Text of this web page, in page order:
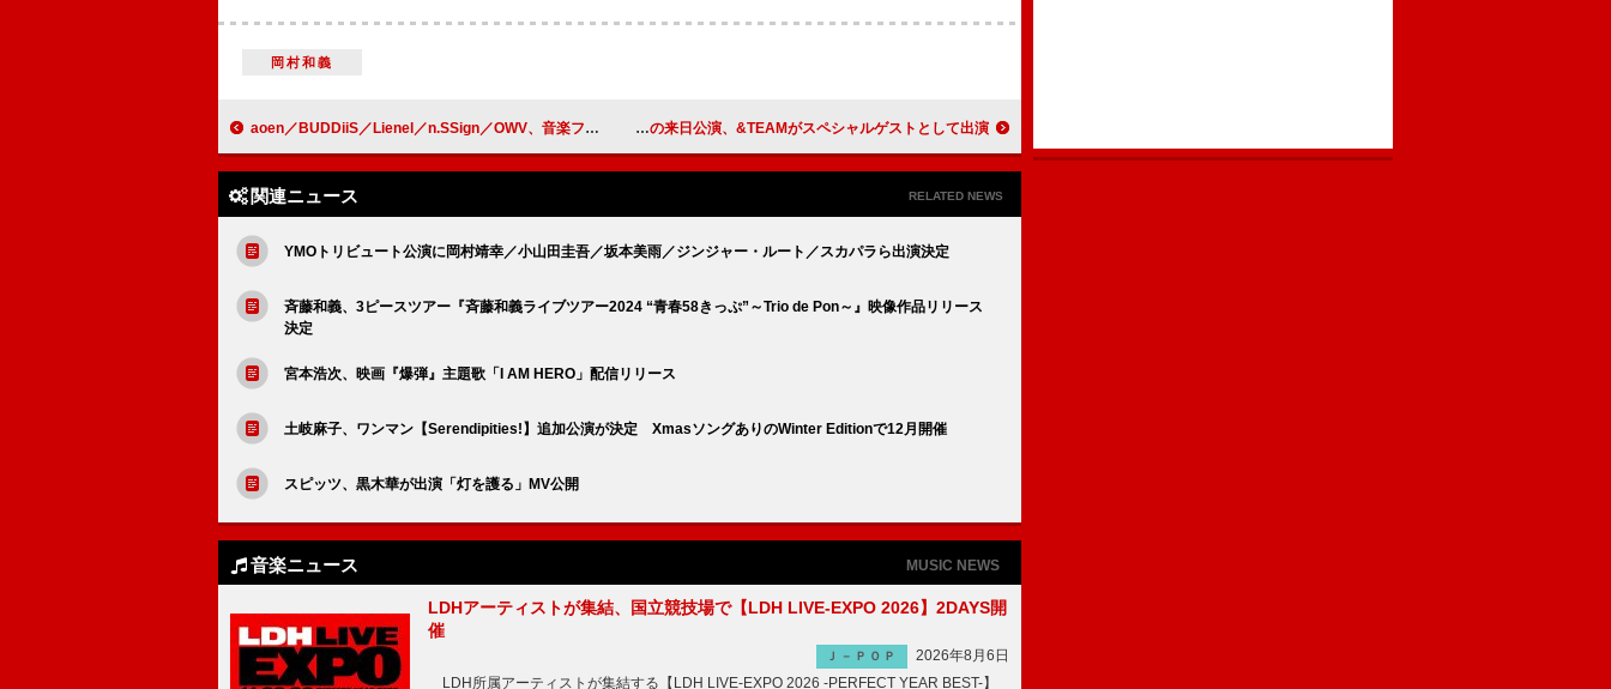
岡村和義
aoen／BUDDiiS／Lienel／n.SSign／OWV、音楽フェス【New Beginning Fes 2026】に出演 ワンリパブリックの来日公演、&TEAMがスペシャルゲストとして出演
関連ニュース RELATED NEWS
YMOトリビュート公演に岡村靖幸／小山田圭吾／坂本美雨／ジンジャー・ルート／スカパラら出演決定
斉藤和義、3ピースツアー『斉藤和義ライブツアー2024 “青春58きっぷ”～Trio de Pon～』映像作品リリース
決定
宮本浩次、映画『爆弾』主題歌「I AM HERO」配信リリース
土岐麻子、ワンマン【Serendipities!】追加公演が決定 XmasソングありのWinter Editionで12月開催
スピッツ、黒木華が出演「灯を護る」MV公開
音楽ニュース MUSIC NEWS
LDHアーティストが集結、国立競技場で【LDH LIVE-EXPO 2026】2DAYS開
催
Ｊ－ＰＯＰ
2026年8月6日
LDH所属アーティストが集結する【LDH LIVE-EXPO 2026 -PERFECT YEAR BEST-】